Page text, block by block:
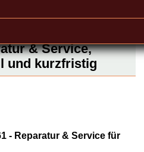
& Service,
und kurzfristig
- Reparatur & Service für